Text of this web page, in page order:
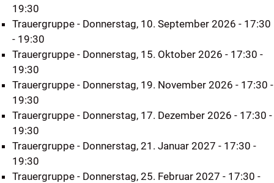
19:30
Trauergruppe - Donnerstag, 10. September 2026 - 17:30
- 19:30
Trauergruppe - Donnerstag, 15. Oktober 2026 - 17:30 -
19:30
Trauergruppe - Donnerstag, 19. November 2026 - 17:30 -
19:30
Trauergruppe - Donnerstag, 17. Dezember 2026 - 17:30 -
19:30
Trauergruppe - Donnerstag, 21. Januar 2027 - 17:30 -
19:30
Trauergruppe - Donnerstag, 25. Februar 2027 - 17:30 -